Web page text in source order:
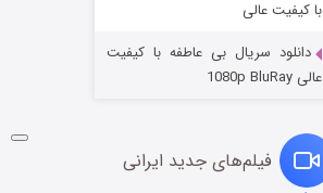
با کیفیت عالی
دانلود سریال بی عاطفه با کیفیت
عالی 1080p BluRay
فیلم‌های جدید ایرانی